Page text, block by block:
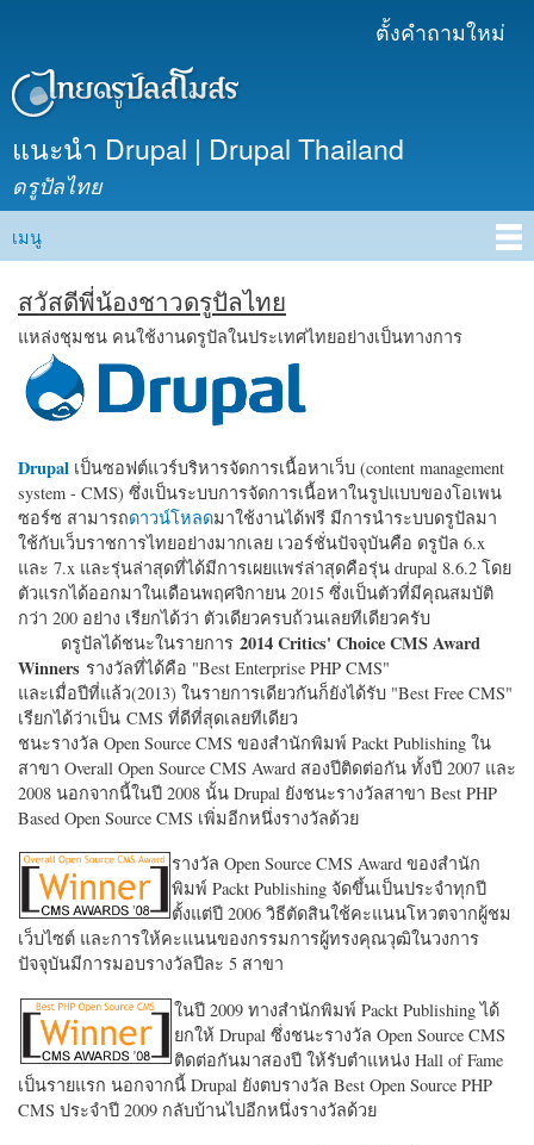
เนื้อหา
ตั้งคำถามใหม่
แนะนำ Drupal | Drupal Thailand
ดรูปัลไทย
Main menu
เมนู
สวัสดีพี่น้องชาวดรูปัลไทย
แหล่งชุมชน คนใช้งานดรูปัลในประเทศไทยอย่างเป็นทางการ
Drupal เป็นซอฟต์แวร์บริหารจัดการเนื้อหาเว็บ (content management
system - CMS) ซึ่งเป็นระบบการจัดการเนื้อหาในรูปแบบของโอเพน
ซอร์ซ สามารถดาวน์โหลดมาใช้งานได้ฟรี มีการนำระบบดรูปัลมา
ใช้กับเว็บราชการไทยอย่างมากเลย เวอร์ชั่นปัจจุบันคือ ดรูปัล 6.x
และ 7.x และรุ่นล่าสุดที่ได้มีการเผยแพร่ล่าสุดคือรุ่น drupal 8.6.2 โดย
ตัวแรกได้ออกมาในเดือนพฤศจิกายน 2015 ซึ่งเป็นตัวที่มีคุณสมบัติ
กว่า 200 อย่าง เรียกได้ว่า ตัวเดียวครบถ้วนเลยทีเดียวครับ
ดรูปัลได้ชนะในรายการ 2014 Critics' Choice CMS Award
Winners รางวัลที่ได้คือ "Best Enterprise PHP CMS"
และเมื่อปีที่แล้ว(2013) ในรายการเดียวกันก็ยังได้รับ "Best Free CMS"
เรียกได้ว่าเป็น CMS ที่ดีที่สุดเลยทีเดียว
ชนะรางวัล Open Source CMS ของสำนักพิมพ์ Packt Publishing ใน
สาขา Overall Open Source CMS Award สองปีติดต่อกัน ทั้งปี 2007 และ
2008 นอกจากนี้ในปี 2008 นั้น Drupal ยังชนะรางวัลสาขา Best PHP
Based Open Source CMS เพิ่มอีกหนึ่งรางวัลด้วย
รางวัล Open Source CMS Award ของสำนัก
พิมพ์ Packt Publishing จัดขึ้นเป็นประจำทุกปี
ตั้งแต่ปี 2006 วิธีตัดสินใช้คะแนนโหวตจากผู้ชม
เว็บไซต์ และการให้คะแนนของกรรมการผู้ทรงคุณวุฒิในวงการ
ปัจจุบันมีการมอบรางวัลปีละ 5 สาขา
ในปี 2009 ทางสำนักพิมพ์ Packt Publishing ได้
ยกให้ Drupal ซึ่งชนะรางวัล Open Source CMS
ติดต่อกันมาสองปี ให้รับตำแหน่ง Hall of Fame
เป็นรายแรก นอกจากนี้ Drupal ยังตบรางวัล Best Open Source PHP
CMS ประจำปี 2009 กลับบ้านไปอีกหนึ่งรางวัลด้วย